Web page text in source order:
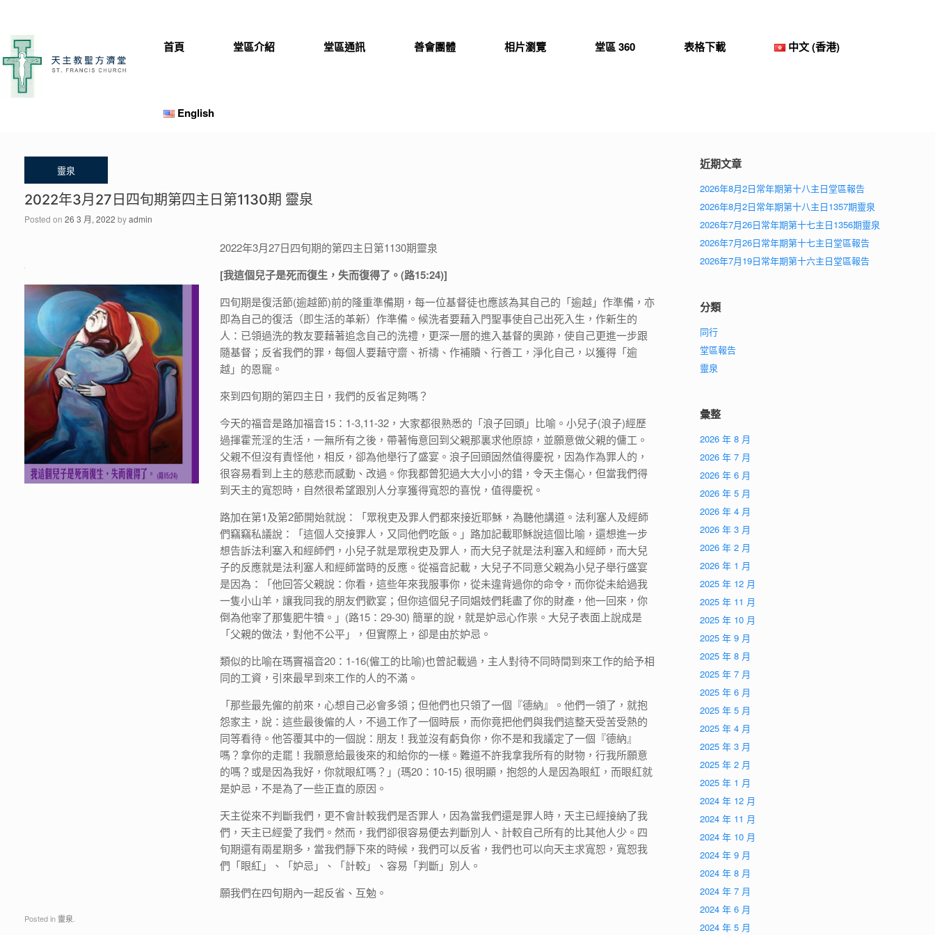
content
首頁 堂區介紹 堂區通訊 善會團體 相片瀏覽 堂區 360 表格下載 中文 (香港)
English
2022年3月27日四旬期第四主日第1130期 靈泉
Posted on 26 3 月, 2022 byadmin
2022年3月27日四旬期的第四主日第1130期靈泉
[我這個兒子是死而復生，失而復得了。(路15:24)]
四旬期是復活節(逾越節)前的隆重準備期，每一位基督徒也應該為其自己的「逾越」作準備，亦
即為自己的復活（即生活的革新）作準備。候洗者要藉入門聖事使自己出死入生，作新生的
人：已領過洗的教友要藉著追念自己的洗禮，更深一層的進入基督的奧跡，使自己更進一步跟
隨基督；反省我們的罪，每個人要藉守齋、祈禱、作補贖、行善工，淨化自己，以獲得「逾
越」的恩寵。
來到四旬期的第四主日，我們的反省足夠嗎？
今天的福音是路加福音15：1-3,11-32，大家都很熟悉的「浪子回頭」比喻。小兒子(浪子)經歷
過揮霍荒淫的生活，一無所有之後，帶著悔意回到父親那裏求他原諒，並願意做父親的傭工。
父親不但沒有責怪他，相反，卻為他舉行了盛宴。浪子回頭固然值得慶祝，因為作為罪人的，
很容易看到上主的慈悲而感動、改過。你我都曾犯過大大小小的錯，令天主傷心，但當我們得
到天主的寬恕時，自然很希望跟別人分享獲得寬恕的喜悅，值得慶祝。
路加在第1及第2節開始就說：「眾稅吏及罪人們都來接近耶穌，為聽他講道。法利塞人及經師
們竊竊私議說：「這個人交接罪人，又同他們吃飯。」路加記載耶穌說這個比喻，還想進一步
想告訴法利塞入和經師們，小兒子就是眾稅吏及罪人，而大兒子就是法利塞入和經師，而大兒
子的反應就是法利塞人和經師當時的反應。從福音記載，大兒子不同意父親為小兒子舉行盛宴
是因為：「他回答父親說：你看，這些年來我服事你，從未違背過你的命令，而你從未給過我
一隻小山羊，讓我同我的朋友們歡宴；但你這個兒子同娼妓們耗盡了你的財產，他一回來，你
倒為他宰了那隻肥牛犢。」(路15：29-30) 簡單的說，就是妒忌心作祟。大兒子表面上說成是
「父親的做法，對他不公平」，但實際上，卻是由於妒忌。
類似的比喻在瑪竇福音20：1-16(僱工的比喻)也曾記載過，主人對待不同時間到來工作的給予相
同的工資，引來最早到來工作的人的不滿。
「那些最先僱的前來，心想自己必會多領；但他們也只領了一個『德納』。他們一領了，就抱
怨家主，說：這些最後僱的人，不過工作了一個時辰，而你竟把他們與我們這整天受苦受熱的
同等看待。他答覆其中的一個說：朋友！我並沒有虧負你，你不是和我議定了一個『德納』
嗎？拿你的走罷！我願意給最後來的和給你的一樣。難道不許我拿我所有的財物，行我所願意
的嗎？或是因為我好，你就眼紅嗎？」(瑪20：10-15) 很明顯，抱怨的人是因為眼紅，而眼紅就
是妒忌，不是為了一些正直的原因。
天主從來不判斷我們，更不會計較我們是否罪人，因為當我們還是罪人時，天主已經接納了我
們，天主已經愛了我們。然而，我們卻很容易便去判斷別人、計較自己所有的比其他人少。四
旬期還有兩星期多，當我們靜下來的時候，我們可以反省，我們也可以向天主求寬恕，寬恕我
們「眼紅」、「妒忌」、「計較」、容易「判斷」別人。
願我們在四旬期內一起反省、互勉。
Posted in 靈泉
近期文章
2026年8月2日常年期第十八主日堂區報告
2026年8月2日常年期第十八主日1357期靈泉
2026年7月26日常年期第十七主日1356期靈泉
2026年7月26日常年期第十七主日堂區報告
2026年7月19日常年期第十六主日堂區報告
分類
同行
堂區報告
靈泉
彙整
2026 年 8 月
2026 年 7 月
2026 年 6 月
2026 年 5 月
2026 年 4 月
2026 年 3 月
2026 年 2 月
2026 年 1 月
2025 年 12 月
2025 年 11 月
2025 年 10 月
2025 年 9 月
2025 年 8 月
2025 年 7 月
2025 年 6 月
2025 年 5 月
2025 年 4 月
2025 年 3 月
2025 年 2 月
2025 年 1 月
2024 年 12 月
2024 年 11 月
2024 年 10 月
2024 年 9 月
2024 年 8 月
2024 年 7 月
2024 年 6 月
2024 年 5 月